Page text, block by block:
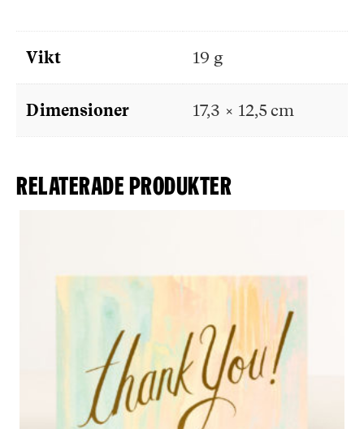
Vikt 19 g
Dimensioner 17,3 × 12,5 cm
Relaterade produkter